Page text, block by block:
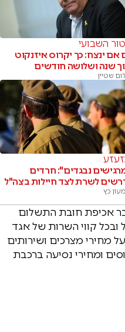
השבועי
אם ינצח: כך יקרוס איזנקוט
שנה ושלושה חודשים
שטיין
נבגדים": חרדים
לשרת לצד חיילות בצה"ל
כץ
אכיפת חובת התשלום
ובכל קווי השרות של אגד
מחירי מצרכים ושירותים
ומחירי נסיעה ברכבת